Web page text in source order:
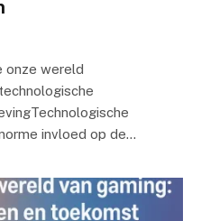
onze wereld
invloed op de…